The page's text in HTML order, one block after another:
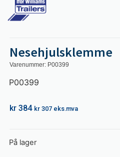
Nesehjulsklemme
Varenummer: P00399
P00399
kr 384 kr 307 eks.mva
På lager